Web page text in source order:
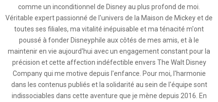
comme un inconditionnel de Disney au plus profond de moi.
Véritable expert passionné de l'univers de la Maison de Mickey et de
toutes ses filiales, ma vitalité inépuisable et ma ténacité m'ont
poussé à fonder Disneyphile aux côtés de mes amis, et à le
maintenir en vie aujourd'hui avec un engagement constant pour la
précision et cette affection indéfectible envers The Walt Disney
Company qui me motive depuis l'enfance. Pour moi, l'harmonie
dans les contenus publiés et la solidarité au sein de l'équipe sont
indissociables dans cette aventure que je mène depuis 2016. En